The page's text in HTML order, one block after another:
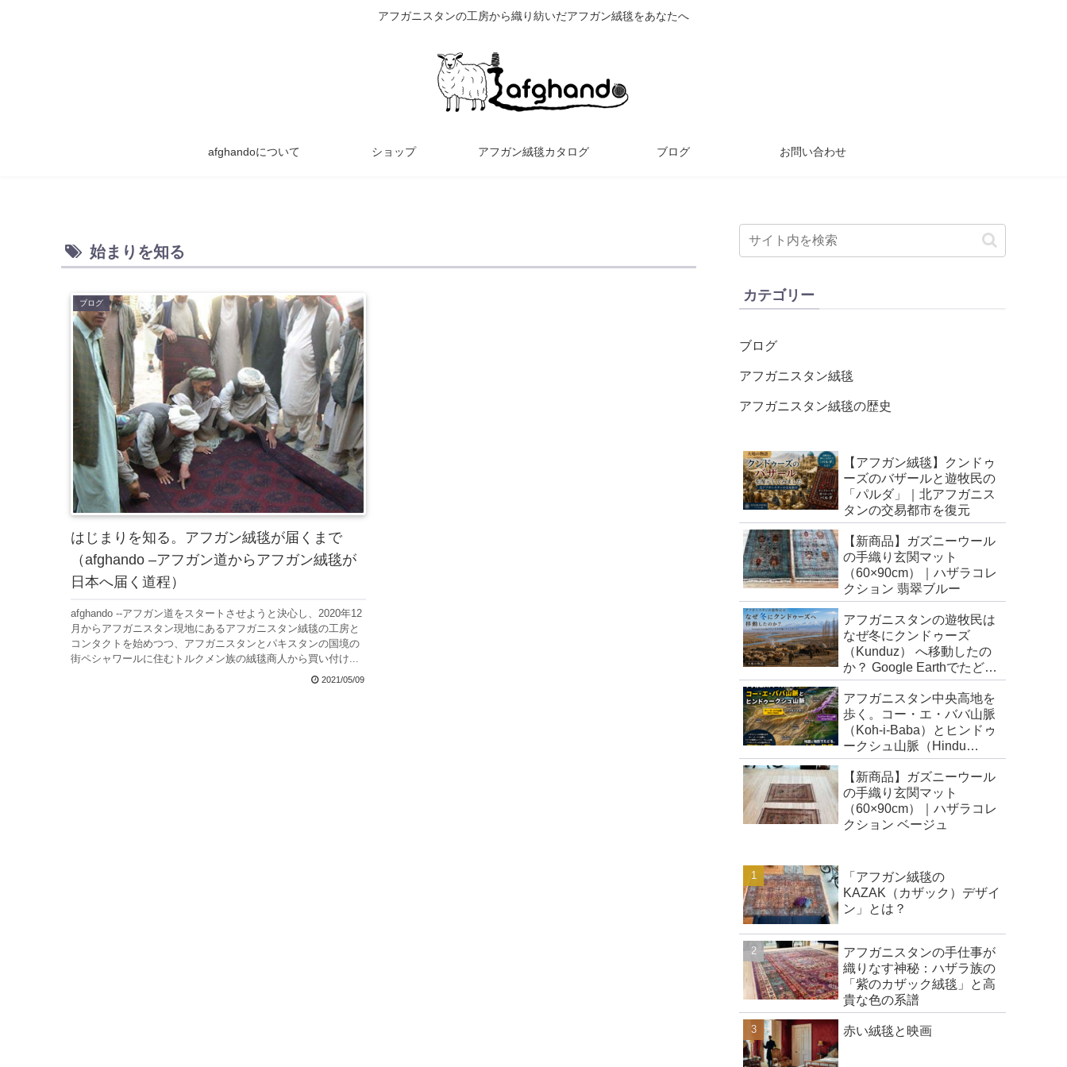
アフガニスタンの工房から織り紡いだアフガン絨毯をあなたへ
afghandoについて ショップ アフガン絨毯カタログ ブログ お問い合わせ
始まりを知る
ブログ
はじまりを知る。アフガン絨毯が届くまで
（afghando –アフガン道からアフガン絨毯が
日本へ届く道程）
afghando --アフガン道をスタートさせようと決心し、2020年12
月からアフガニスタン現地にあるアフガニスタン絨毯の工房と
コンタクトを始めつつ、アフガニスタンとパキスタンの国境の
街ペシャワールに住むトルクメン族の絨毯商人から買い付け...
2021/05/09
カテゴリー
ブログ
アフガニスタン絨毯
アフガニスタン絨毯の歴史
【アフガン絨毯】クンドゥ
ーズのバザールと遊牧民の
「パルダ」｜北アフガニス
タンの交易都市を復元
【新商品】ガズニーウール
の手織り玄関マット
（60×90cm）｜ハザラコレ
クション 翡翠ブルー
アフガニスタンの遊牧民は
なぜ冬にクンドゥーズ
（Kunduz） へ移動したの
か？ Google Earthでたどる
冬営地（キシュラック）
アフガニスタン中央高地を
歩く。コー・エ・ババ山脈
（Koh-i-Baba）とヒンドゥ
ークシュ山脈（Hindu
Kush）
【新商品】ガズニーウール
の手織り玄関マット
（60×90cm）｜ハザラコレ
クション ベージュ
「アフガン絨毯の
KAZAK（カザック）デザイ
ン」とは？
アフガニスタンの手仕事が
織りなす神秘：ハザラ族の
「紫のカザック絨毯」と高
貴な色の系譜
赤い絨毯と映画